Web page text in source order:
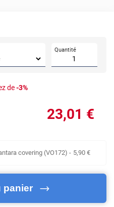
Quantité
de-3%
23,01 €
covering (VO172) - 5,90 €
panier